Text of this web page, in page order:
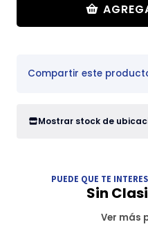
Compartir este
Mostrar stock de
PUEDE QUE TE
Sin
Ver más